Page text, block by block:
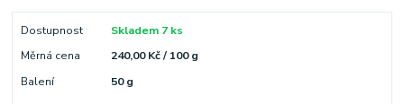
Dostupnost
Skladem 7 ks
Měrná cena
240,00 Kč / 100 g
Balení
50 g